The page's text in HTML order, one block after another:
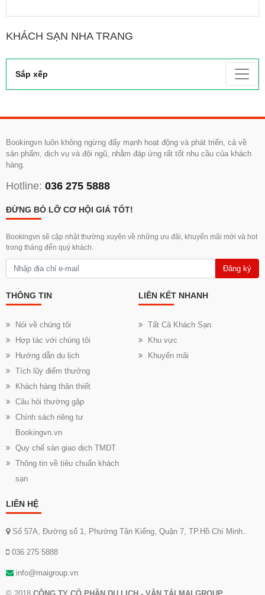
KHÁCH SẠN NHA TRANG
Sắp xếp
Bookingvn luôn không ngừng đẩy mạnh hoạt động và phát triển, cả về
sản phẩm, dịch vụ và đội ngũ, nhằm đáp ứng rất tốt nhu cầu của khách
hàng.
Hotline: 036 275 5888
ĐỪNG BỎ LỠ CƠ HỘI GIÁ TỐT!
Bookingvn sẽ cập nhật thường xuyên về những ưu đãi, khuyến mãi mới và hot
trong tháng đến quý khách.
Đăng ký
THÔNG TIN
Nói về chúng tôi
Hợp tác với chúng tôi
Hướng dẫn du lịch
Tích lũy điểm thưởng
Khách hàng thân thiết
Câu hỏi thường gặp
Chính sách riêng tư
Bookingvn.vn
Quy chế sàn giao dịch TMDT
Thông tin về tiêu chuẩn khách
sạn
LIÊN KẾT NHANH
Tất Cả Khách Sạn
Khu vực
Khuyến mãi
LIÊN HỆ
Số 57A, Đường số 1, Phường Tân Kiểng, Quận 7, TP.Hồ Chí Minh..
036 275 5888
info@maigroup.vn